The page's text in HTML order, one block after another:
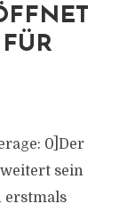
0]Der
sein
erstmals